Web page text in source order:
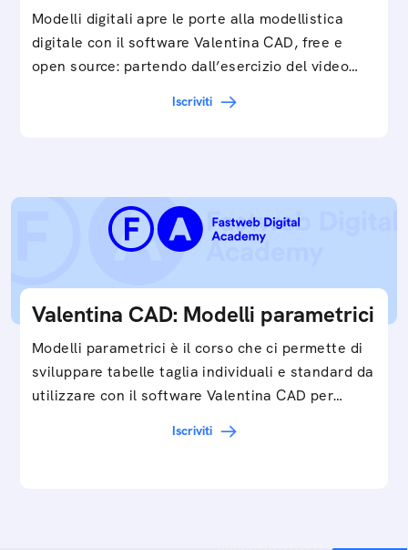
Modelli digitali apre le porte alla modellistica
digitale con il software Valentina CAD, free e
open source: partendo dall’esercizio del video…
Iscriviti
Valentina CAD: Modelli parametrici
Modelli parametrici è il corso che ci permette di
sviluppare tabelle taglia individuali e standard da
utilizzare con il software Valentina CAD per…
Iscriviti